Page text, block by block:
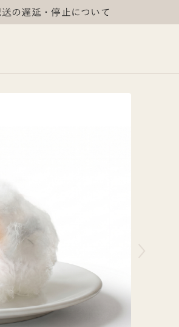
の遅延・停止について